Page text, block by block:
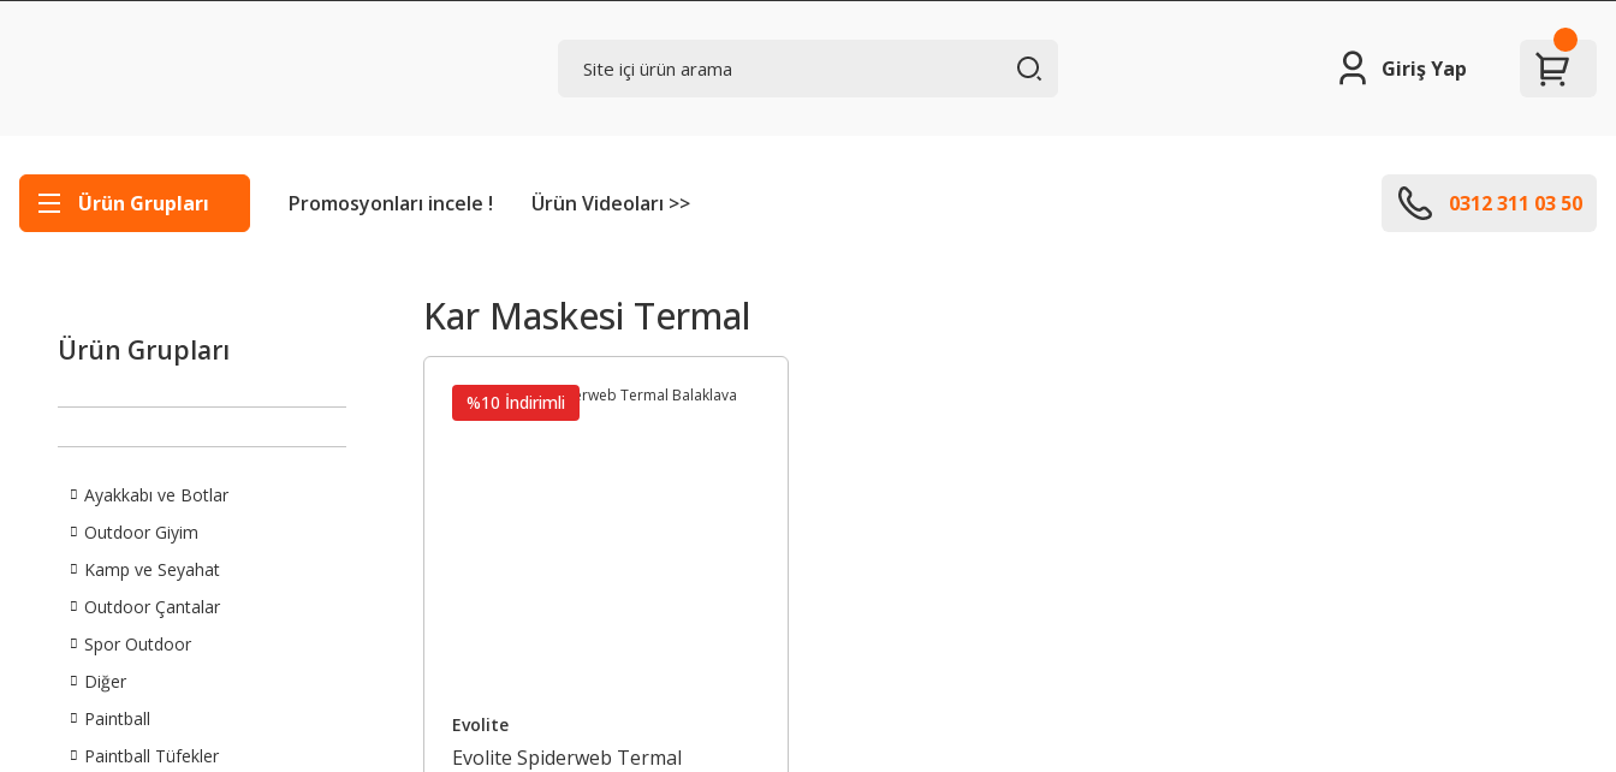
Giriş Yap
Ürün Grupları Promosyonları incele ! Ürün Videoları >> 0312 311 03 50
Ürün Grupları
Ayakkabı ve Botlar
Outdoor Giyim
Kamp ve Seyahat
Outdoor Çantalar
Spor Outdoor
Diğer
Paintball
Paintball Tüfekler
Kar Maskesi Termal
%10 İndirimli
Evolite
Evolite Spiderweb Termal